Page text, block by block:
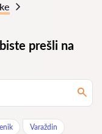
prešli na
Varaždin